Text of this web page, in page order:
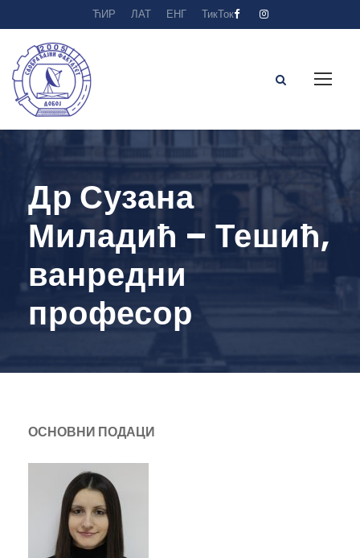
ЋИР ЛАТ ЕНГ ТикТок
Др Сузана
Миладић – Тешић,
ванредни
професор
ОСНОВНИ ПОДАЦИ